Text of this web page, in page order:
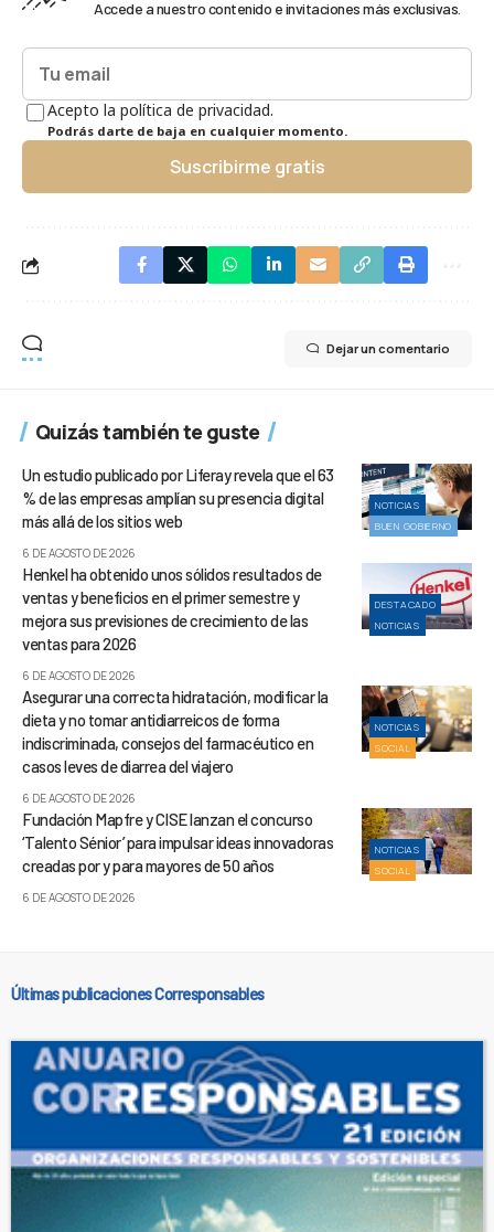
Accede a nuestro contenido e invitaciones más exclusivas.
Acepto la política de privacidad.
Podrás darte de baja en cualquier momento.
Suscribirme gratis
Dejar un comentario
Quizás también te guste
NOTICIAS
BUEN GOBIERNO
Un estudio publicado por Liferay revela que el 63
% de las empresas amplían su presencia digital
más allá de los sitios web
6 DE AGOSTO DE 2026
DESTACADO
NOTICIAS
Henkel ha obtenido unos sólidos resultados de
ventas y beneficios en el primer semestre y
mejora sus previsiones de crecimiento de las
ventas para 2026
6 DE AGOSTO DE 2026
NOTICIAS
SOCIAL
Asegurar una correcta hidratación, modificar la
dieta y no tomar antidiarreicos de forma
indiscriminada, consejos del farmacéutico en
casos leves de diarrea del viajero
6 DE AGOSTO DE 2026
NOTICIAS
SOCIAL
Fundación Mapfre y CISE lanzan el concurso
‘Talento Sénior’ para impulsar ideas innovadoras
creadas por y para mayores de 50 años
6 DE AGOSTO DE 2026
Últimas publicaciones Corresponsables